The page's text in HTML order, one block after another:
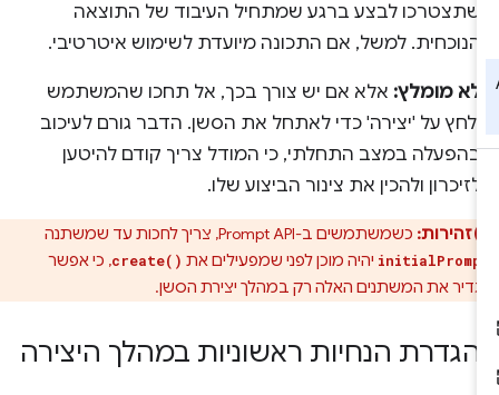
שתצטרכו לבצע ברגע שמתחיל העיבוד של התוצאה
הנוכחית. למשל, אם התכונה מיועדת לשימוש איטרטיבי.
לא מומלץ:אלא אם יש צורך בכך, אל תחכו שהמשתמש
ילחץ על 'יצירה' כדי לאתחל את הסשן. הדבר גורם לעיכוב
בהפעלה במצב התחלתי, כי המודל צריך קודם להיטען
לזיכרון ולהכין את צינור הביצוע שלו.
זהירות:כשמשתמשים ב-Prompt API, צריך לחכות עד שמשתנה
יהיה מוכן לפני שמפעילים אתcreate(), כי אפשר
את המשתנים האלה רק במהלך יצירת הסשן.
הגדרת הנחיות ראשוניות במהלך היצירה